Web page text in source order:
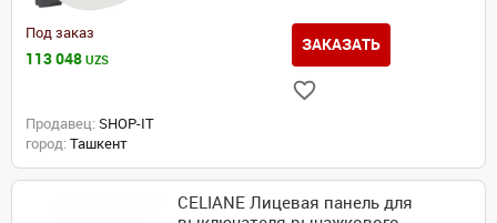
Под заказ
113 048 UZS
ЗАКАЗАТЬ
Продавец: SHOP-IT
город: Ташкент
CELIANE Лицевая панель для